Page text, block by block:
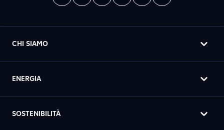
CHI SIAMO
ENERGIA
SOSTENIBILITÀ